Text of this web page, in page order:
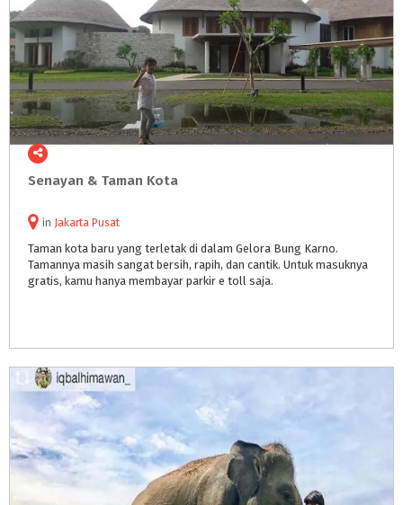
Senayan & Taman Kota
in Jakarta Pusat
Taman kota baru yang terletak di dalam Gelora Bung Karno.
Tamannya masih sangat bersih, rapih, dan cantik. Untuk masuknya
gratis, kamu hanya membayar parkir e toll saja.